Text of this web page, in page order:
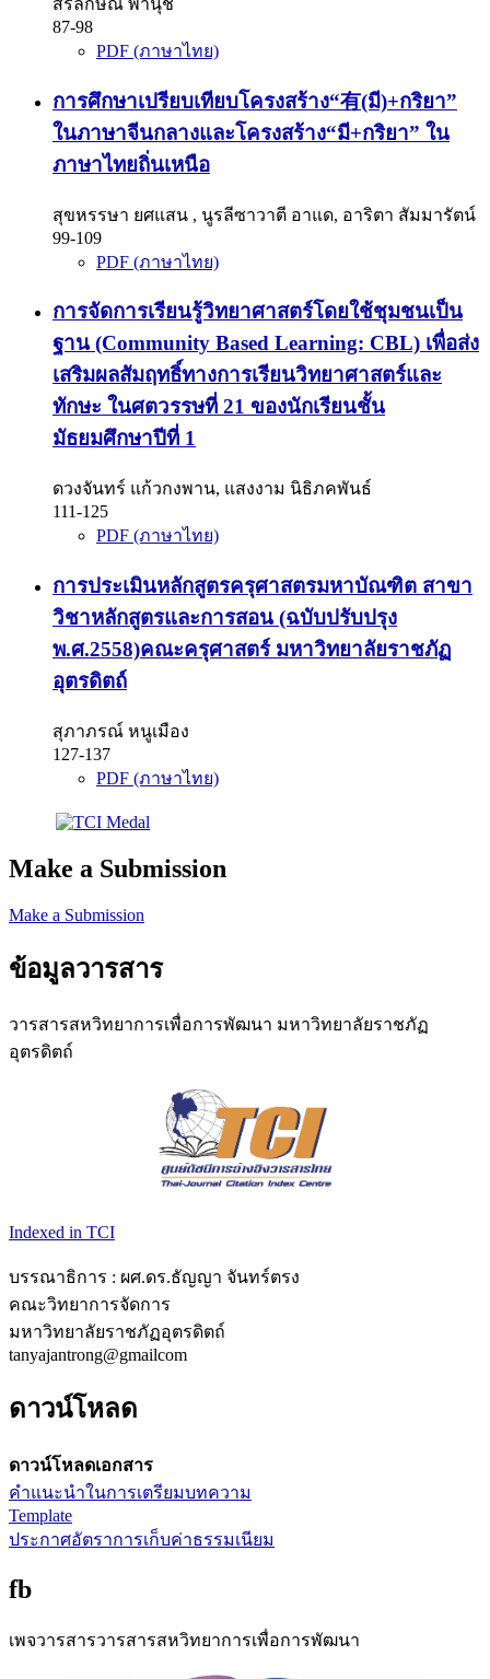
สิริลักษณ์ พานุช
87-98
PDF (ภาษาไทย)
การศึกษาเปรียบเทียบโครงสร้าง“有(มี)+กริยา”
ในภาษาจีนกลางและโครงสร้าง“มี+กริยา” ใน
ภาษาไทยถิ่นเหนือ
สุขหรรษา ยศแสน , นูรลีซาวาตี อาแด, อาริตา สัมมารัตน์
99-109
PDF (ภาษาไทย)
การจัดการเรียนรู้วิทยาศาสตร์โดยใช้ชุมชนเป็น
ฐาน (Community Based Learning: CBL) เพื่อส่ง
เสริมผลสัมฤทธิ์ทางการเรียนวิทยาศาสตร์และ
ทักษะ ในศตวรรษที่ 21 ของนักเรียนชั้น
มัธยมศึกษาปีที่ 1
ดวงจันทร์ แก้วกงพาน, แสงงาม นิธิภคพันธ์
111-125
PDF (ภาษาไทย)
การประเมินหลักสูตรครุศาสตรมหาบัณฑิต สาขา
วิชาหลักสูตรและการสอน (ฉบับปรับปรุง
พ.ศ.2558)คณะครุศาสตร์ มหาวิทยาลัยราชภัฏ
อุตรดิตถ์
สุภาภรณ์ หนูเมือง
127-137
PDF (ภาษาไทย)
Make a Submission
Make a Submission
ข้อมูลวารสาร
วารสารสหวิทยาการเพื่อการพัฒนา มหาวิทยาลัยราชภัฏ
อุตรดิตถ์
Indexed in TCI
บรรณาธิการ : ผศ.ดร.ธัญญา จันทร์ตรง
คณะวิทยาการจัดการ
มหาวิทยาลัยราชภัฏอุตรดิตถ์
tanyajantrong@gmailcom
ดาวน์โหลด
ดาวน์โหลดเอกสาร
คำแนะนำในการเตรียมบทความ
Template
ประกาศอัตราการเก็บค่าธรรมเนียม
fb
เพจวารสารวารสารสหวิทยาการเพื่อการพัฒนา